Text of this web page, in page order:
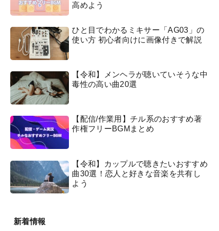
高めよう
ひと目でわかるミキサー「AG03」の
使い方 初心者向けに画像付きで解説
【令和】メンヘラが聴いていそうな中
毒性の高い曲20選
【配信/作業用】チル系のおすすめ著
作権フリーBGMまとめ
【令和】カップルで聴きたいおすすめ
曲30選！恋人と好きな音楽を共有し
よう
新着情報